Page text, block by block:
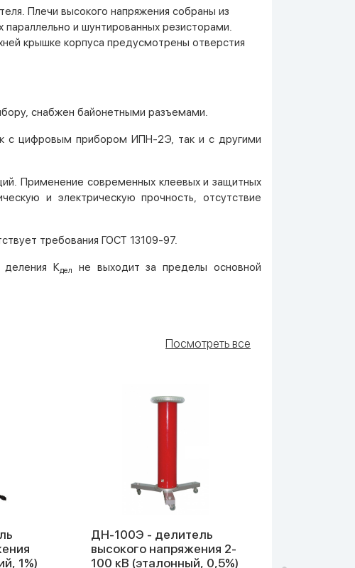
Плечи высокого напряжения собраны из
и шунтированных резисторами.
крышке корпуса предусмотрены отверстия
снабжен байонетными разъемами.
с цифровым прибором ИПН-2Э, так и с другими
Применение современных клеевых и защитных
и электрическую прочность, отсутствие
требования ГОСТ 13109-97.
деления Кдел
не выходит за пределы основной
Посмотреть все
1%)
ДН-100Э - делитель
высокого напряжения 2-
100 кВ (эталонный, 0,5%)
20-200 кВ